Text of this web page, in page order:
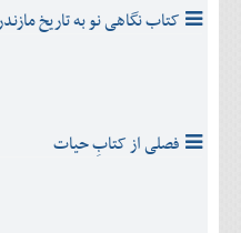
کتاب نگاهی نو به تاریخ
فصلی از کتابِ حیات